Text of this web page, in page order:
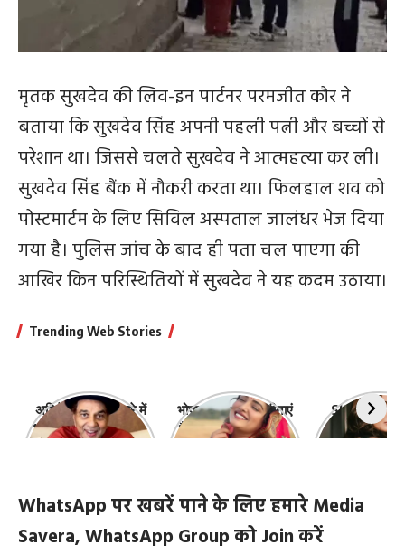
मृतक सुखदेव की लिव-इन पार्टनर परमजीत कौर ने
बताया कि सुखदेव सिंह अपनी पहली पत्नी और बच्चों से
परेशान था। जिससे चलते सुखदेव ने आत्महत्या कर ली।
सुखदेव सिंह बैंक में नौकरी करता था। फिलहाल शव को
पोस्टमार्टम के लिए सिविल अस्पताल जालंधर भेज दिया
गया है। पुलिस जांच के बाद ही पता चल पाएगा की
आखिर किन परिस्थितियों में सुखदेव ने यह कदम उठाया।
Trending Web Stories
अभिनेता धर्मेंद्र के बारे में
10 रोचक बातें, जिनके बारे
भोजपुरी की ये 10 हसीनाएं
हैं सबसे खूबसूरत | top-
Shefali
‘कांटा लगा
WhatsApp पर खबरें पाने के लिए हमारे Media
Savera, WhatsApp Group को Join करें